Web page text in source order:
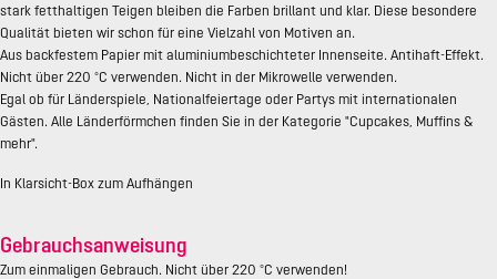
stark fetthaltigen Teigen bleiben die Farben brillant und klar. Diese besondere
Qualität bieten wir schon für eine Vielzahl von Motiven an.
Aus backfestem Papier mit aluminiumbeschichteter Innenseite. Antihaft-Effekt.
Nicht über 220 °C verwenden. Nicht in der Mikrowelle verwenden.
Egal ob für Länderspiele, Nationalfeiertage oder Partys mit internationalen
Gästen. Alle Länderförmchen finden Sie in der Kategorie "Cupcakes, Muffins &
mehr".
In Klarsicht-Box zum Aufhängen
Gebrauchsanweisung
Zum einmaligen Gebrauch. Nicht über 220 °C verwenden!